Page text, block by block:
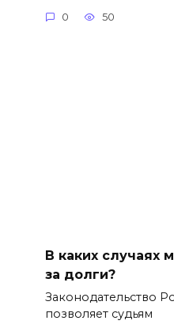
0 50
В каких случаях
за долги?
Законодательство
позволяет судьям